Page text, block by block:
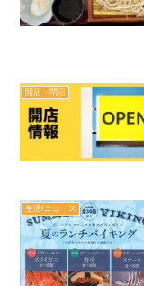
開店・閉店
生活/ニュース